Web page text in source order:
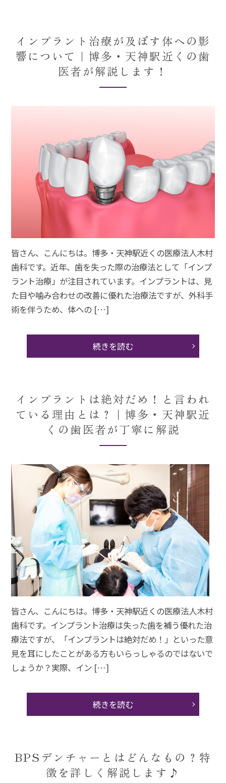
インプラント治療が及ぼす体への影
響について｜博多・天神駅近くの歯
医者が解説します！
皆さん、こんにちは。博多・天神駅近くの医療法人木村
歯科です。近年、歯を失った際の治療法として「インプ
ラント治療」が注目されています。インプラントは、見
た目や噛み合わせの改善に優れた治療法ですが、外科手
術を伴うため、体への […]
続きを読む
インプラントは絶対だめ！と言われ
ている理由とは？｜博多・天神駅近
くの歯医者が丁寧に解説
皆さん、こんにちは。博多・天神駅近くの医療法人木村
歯科です。インプラント治療は失った歯を補う優れた治
療法ですが、「インプラントは絶対だめ！」といった意
見を耳にしたことがある方もいらっしゃるのではないで
しょうか？実際、イン […]
続きを読む
BPSデンチャーとはどんなもの？特
徴を詳しく解説します♪